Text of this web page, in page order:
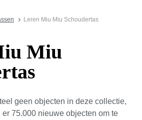
Leren Miu Miu Schoudertas
Miu
geen objecten in deze collectie,
75.000 nieuwe objecten om te